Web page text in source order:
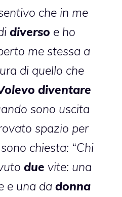
che in me
diverso e ho
me stessa a
di quello che
diventare
sono uscita
spazio per
chiesta: “Chi
due vite: una
e una da donna